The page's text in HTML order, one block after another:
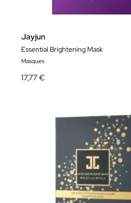
Jayjun
Essential Brightening Mask
Masques
17,77 €